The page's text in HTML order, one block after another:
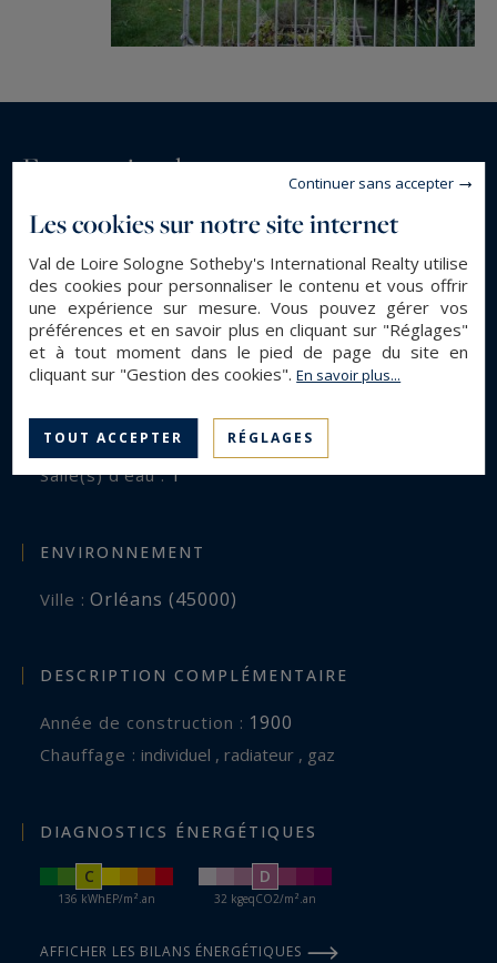
En savoir plus...
DESCRIPTION GÉNÉRALE
Type de bien : Maison
Surface : 125 m²
Surface terrain : 150 m²
Pièces : 6
Salle(s) de bain :
Salle(s) d'eau : 1
ENVIRONNEMENT
Ville : Orléans (45000)
DESCRIPTION COMPLÉMENTAIRE
Année de construction : 1900
Chauffage : individuel , radiateur , gaz
DIAGNOSTICS ÉNERGÉTIQUES
C
136 kWhEP/m².an
D
32 kgeqCO2/m².an
AFFICHER LES BILANS ÉNERGÉTIQUES
Les cookies sur notre site internet
Val de Loire Sologne Sotheby's International Realty utilise
des cookies pour personnaliser le contenu et vous offrir
une expérience sur mesure. Vous pouvez gérer vos
préférences et en savoir plus en cliquant sur "Réglages"
et à tout moment dans le pied de page du site en
cliquant sur "Gestion des cookies".En savoir plus...
TOUT ACCEPTER RÉGLAGES
Continuer sans accepter